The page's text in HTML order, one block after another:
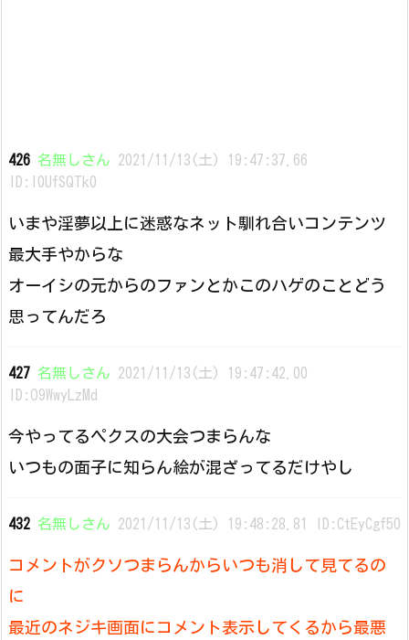
426 名無しさん 2021/11/13(土) 19:47:37.66
ID:I0UfSQTk0
いまや淫夢以上に迷惑なネット馴れ合いコンテンツ
最大手やからな
オーイシの元からのファンとかこのハゲのことどう
思ってんだろ
427 名無しさん 2021/11/13(土) 19:47:42.00
ID:O9WwyLzMd
今やってるペクスの大会つまらんな
いつもの面子に知らん絵が混ざってるだけやし
432 名無しさん 2021/11/13(土) 19:48:28.81 ID:CtEyCgf50
コメントがクソつまらんからいつも消して見てるの
に
最近のネジキ画面にコメント表示してくるから最悪